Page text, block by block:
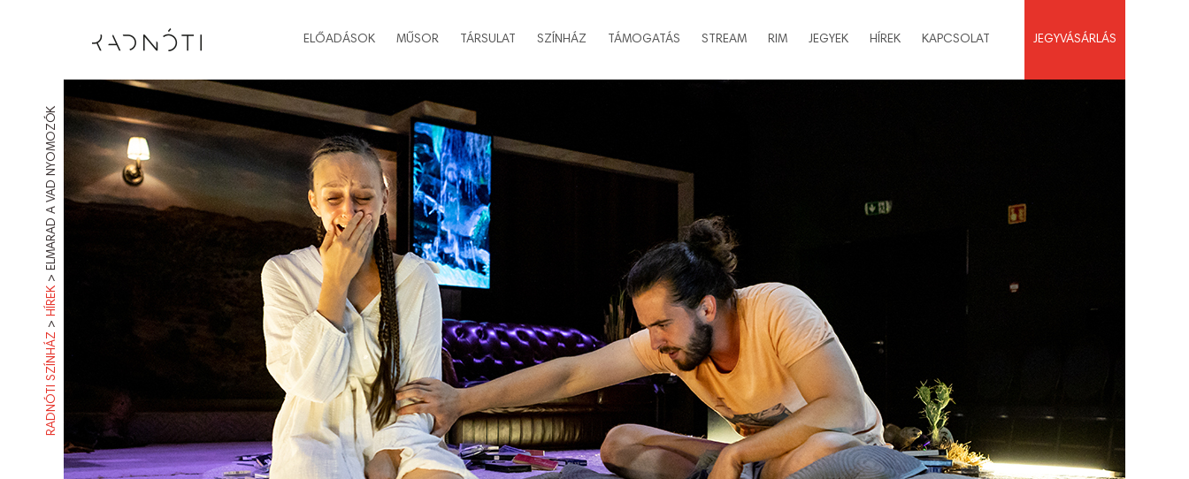
ELŐADÁSOK MŰSOR TÁRSULAT SZÍNHÁZ TÁMOGATÁS STREAM RIM JEGYEK HÍREK KAPCSOLAT JEGYVÁSÁRLÁS
RADNÓTI SZÍNHÁZ
>
HÍREK
>
ELMARAD A VAD NYOMOZÓK